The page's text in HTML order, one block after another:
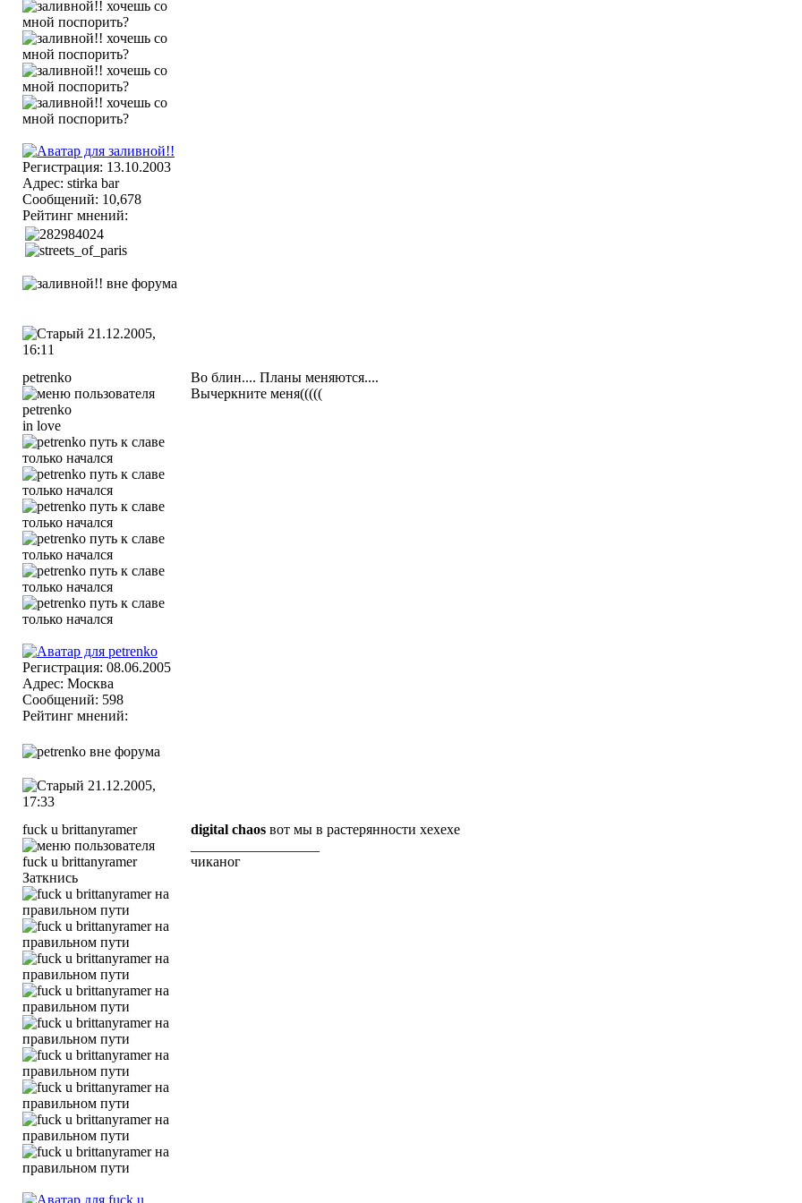
Регистрация: 13.10.2003
Адрес: stirka bar
Сообщений: 10,678
Рейтинг мнений:
21.12.2005,
16:11
petrenko
in love
Регистрация: 08.06.2005
Адрес: Москва
Сообщений: 598
Рейтинг мнений:
Во блин.... Планы меняются....
Вычеркните меня(((((
21.12.2005,
17:33
fuck u brittanyramer
Заткнись
digital chaos вот мы в растерянности хехехе
чиканог